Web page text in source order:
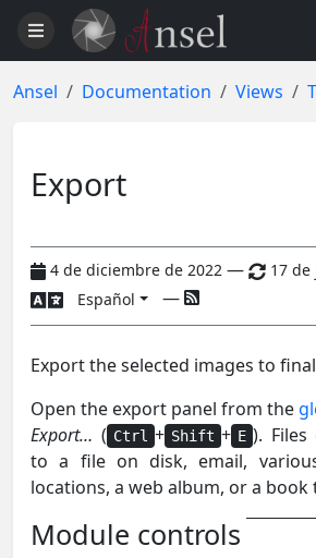
Ansel Documentation Views
Export
4 de diciembre de 2022 — 17
Español —
Export the selected images to
Open the export panel from the
Export… ( Ctrl + Shift + E ).
to a file on disk, email,
locations, a web album, or a book
Module controls